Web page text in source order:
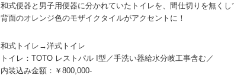
和式便器と男子用便器に分かれていたトイレを、間仕切りを無くし
背面のオレンジ色のモザイクタイルがアクセントに！
和式トイレ→洋式トイレ
トイレ：TOTO レストパル I型／手洗い器給水分岐工事含む／
内装込み金額：￥800,000-